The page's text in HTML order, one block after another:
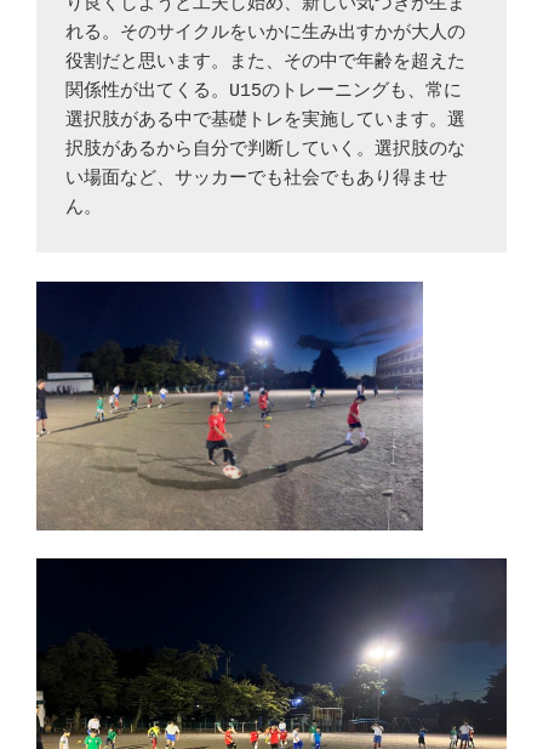
り良くしようと工夫し始め、新しい気づきが生ま
れる。そのサイクルをいかに生み出すかが大人の
役割だと思います。また、その中で年齢を超えた
関係性が出てくる。U15のトレーニングも、常に
選択肢がある中で基礎トレを実施しています。選
択肢があるから自分で判断していく。選択肢のな
い場面など、サッカーでも社会でもあり得ませ
ん。